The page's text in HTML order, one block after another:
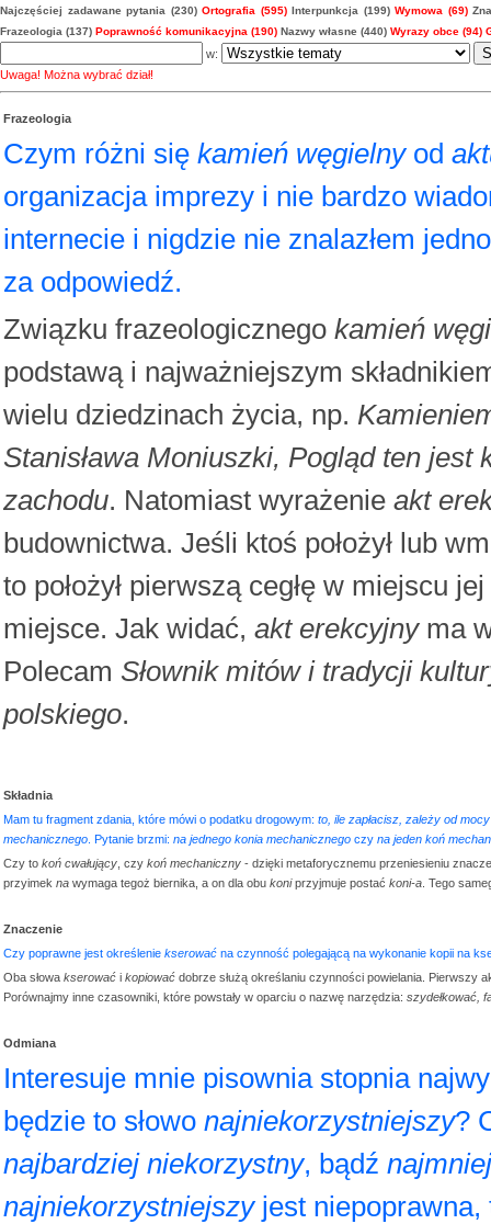
Najczęściej zadawane pytania (230) Ortografia (595) Interpunkcja (199) Wymowa (69)
Frazeologia (137) Poprawność komunikacyjna (190) Nazwy własne (440) Wyrazy obce (94)
w:
Uwaga! Można wybrać dział!
Frazeologia
Czym różni się kamień węgielnyod
organizacja imprezy i nie bardzo
internecie i nigdzie nie znalazłem
za odpowiedź.
Związku frazeologicznego kamień
podstawą i najważniejszym
wielu dziedzinach życia, np.
Stanisława Moniuszki, Pogląd ten
zachodu. Natomiast wyrażenie akt
budownictwa. Jeśli ktoś położył lub
to położył pierwszą cegłę w miejscu
miejsce. Jak widać, akt erekcyjnyma
Polecam Słownik mitów i tradycji
polskiego.
Składnia
Mam tu fragment zdania, które mówi o podatku drogowym: to, ile zapłacisz, zależy od
mechanicznego . Pytanie brzmi: na jednego konia mechanicznego czy na jeden koń
Czy to koń cwałujący , czy koń mechaniczny - dzięki metaforycznemu przeniesieniu
przyimek na wymaga tegoż biernika, a on dla obu koniprzyjmuje postać koni-a . Tego
Znaczenie
Czy poprawne jest określenie kserować na czynność polegającą na wykonanie kopii na
Oba słowa kserować i kopiować dobrze służą określaniu czynności powielania. Pierwszy
Porównajmy inne czasowniki, które powstały w oparciu o nazwę narzędzia: szydełkować,
Odmiana
Interesuje mnie pisownia stopnia
będzie to słowo najniekorzystniejszy?
najbardziej niekorzystny, bądź
najniekorzystniejszyjest niepoprawna,